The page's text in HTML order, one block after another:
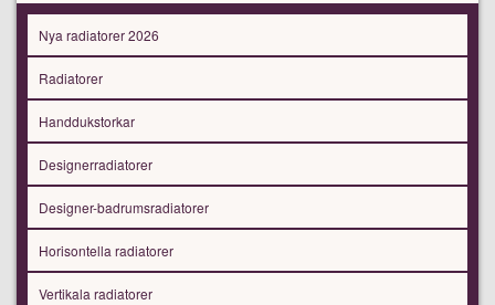
Nya radiatorer 2026
Radiatorer
Handdukstorkar
Designerradiatorer
Designer-badrumsradiatorer
Horisontella radiatorer
Vertikala radiatorer